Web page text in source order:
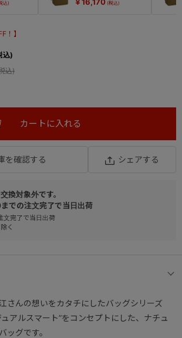
換対象外です。
での注文完了で当日出荷
文完了で当日出荷
く
！】
さんの想いをカタチにしたバッグシリーズ
アルスマート”をコンセプトにした、ナチュ
ッグです。
を確認する シェアする